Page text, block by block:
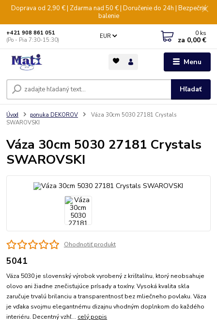
Doprava od 2,90 € | Zdarma nad 50 € | Doručenie do 24h | Bezpečné
balenie
Menu
EUR
Hľadať
+421 908 861 051
(Po - Pia 7:30-15:30)
0 ks
za 0,00 €
Úvod ponuka DEKOROV
Váza 30cm 5030 27181 Crystals
SWAROVSKI
Váza 30cm 5030 27181 Crystals
SWAROVSKI
Ohodnotiť produkt
5041
Váza 5030 je slovenský výrobok vyrobený z krištalínu, ktorý neobsahuje
olovo ani žiadne znečisťujúce prísady a toxíny. Vysoká kvalita skla
zaručuje trvalú brilanciu a transparentnosť bez mliečneho povlaku. Váza
je vďaka svojmu elegantnému dizajnu vhodným doplnkom do každého
interiéru. Decentný vzhľ... celý popis